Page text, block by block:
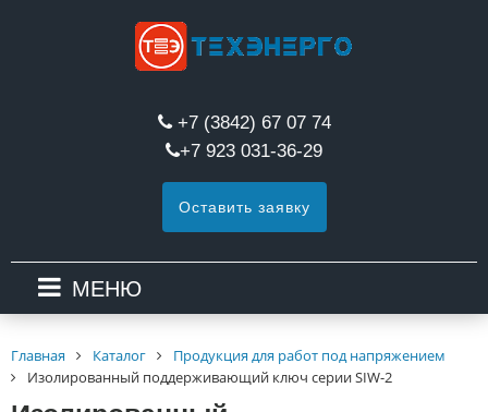
+7 (3842) 67 07 74
+7 923 031-36-29
Оставить заявку
МЕНЮ
Главная Каталог
Продукция для работ под напряжением
Изолированный поддерживающий ключ серии SIW-2